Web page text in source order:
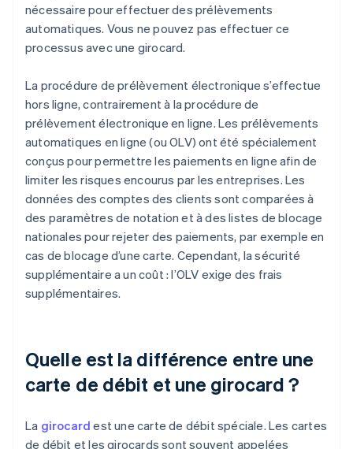
nécessaire pour effectuer des prélèvements
automatiques. Vous ne pouvez pas effectuer ce
processus avec une girocard.
La procédure de prélèvement électronique s’effectue
hors ligne, contrairement à la procédure de
prélèvement électronique en ligne. Les prélèvements
automatiques en ligne (ou OLV) ont été spécialement
conçus pour permettre les paiements en ligne afin de
limiter les risques encourus par les entreprises. Les
données des comptes des clients sont comparées à
des paramètres de notation et à des listes de blocage
nationales pour rejeter des paiements, par exemple en
cas de blocage d’une carte. Cependant, la sécurité
supplémentaire a un coût : l’OLV exige des frais
supplémentaires.
Quelle est la différence entre une
carte de débit et une girocard ?
La girocard est une carte de débit spéciale. Les cartes
de débit et les girocards sont souvent appelées